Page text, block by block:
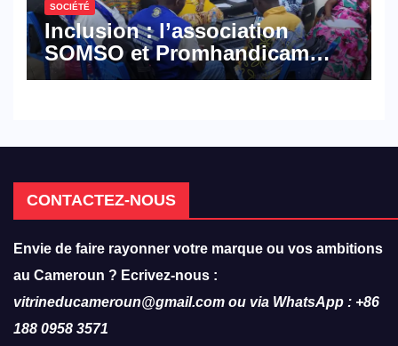
SOCIÉTÉ
Inclusion : l’association
SOMSO et Promhandicam
militent en faveur d’une
CONTACTEZ-NOUS
Envie de faire rayonner votre marque ou vos ambitions
au Cameroun ? Ecrivez-nous :
vitrineducameroun@gmail.com ou via WhatsApp : +86
188 0958 3571